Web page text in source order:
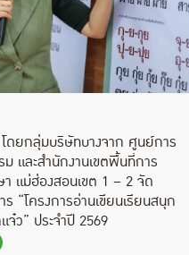
ดยกลุ่มบริษัทบางจาก ศูนย์การ
และสำนักงานเขตพื้นที่การ
แม่ฮ่องสอนเขต 1 – 2 จัด
“โครงการอ่านเขียนเรียนสนุก
จ๋ว” ประจำปี 2569